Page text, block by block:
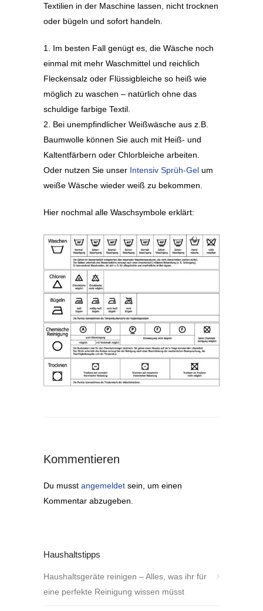
Textilien in der Maschine lassen, nicht trocknen
oder bügeln und sofort handeln.
1. Im besten Fall genügt es, die Wäsche noch
einmal mit mehr Waschmittel und reichlich
Fleckensalz oder Flüssigbleiche so heiß wie
möglich zu waschen – natürlich ohne das
schuldige farbige Textil.
2. Bei unempfindlicher Weißwäsche aus z.B.
Baumwolle können Sie auch mit Heiß- und
Kaltentfärbern oder Chlorbleiche arbeiten.
Oder nutzen Sie unser Intensiv Sprüh-Gel um
weiße Wäsche wieder weiß zu bekommen.
Hier nochmal alle Waschsymbole erklärt:
Kommentieren
Du musst angemeldet sein, um einen
Kommentar abzugeben.
Haushaltstipps
Haushaltsgeräte reinigen – Alles, was ihr für
eine perfekte Reinigung wissen müsst